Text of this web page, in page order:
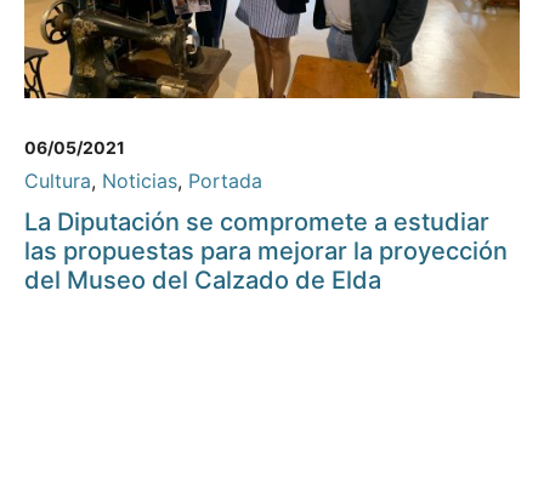
06/05/2021
Cultura, Noticias, Portada
La Diputación se compromete a estudiar
las propuestas para mejorar la proyección
del Museo del Calzado de Elda